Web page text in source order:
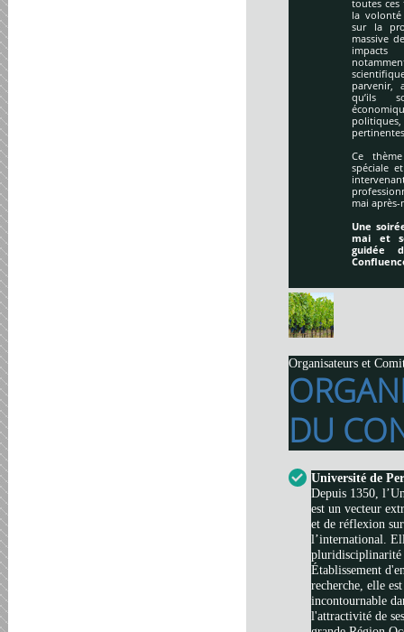
toutes ces
la
sur la
massive
parvenir,
qu’ils
Ce
spéciale
mai
Une
mai et
guidée
Organisateurs et
DU
Université de
Depuis 1350,
est un vecteur
et de réflexion
l’international.
pluridisciplinarité
Établissement
recherche, elle
incontournable
l'attractivité de